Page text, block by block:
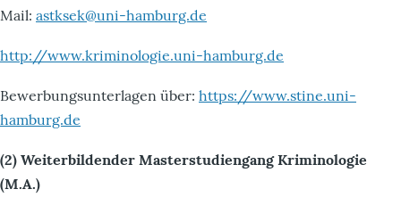
Mail: astksek@uni-hamburg.de
http://www.kriminologie.uni-hamburg.de
Bewerbungsunterlagen über: https://www.stine.uni-
hamburg.de
(2) Weiterbildender Masterstudiengang Kriminologie
(M.A.)